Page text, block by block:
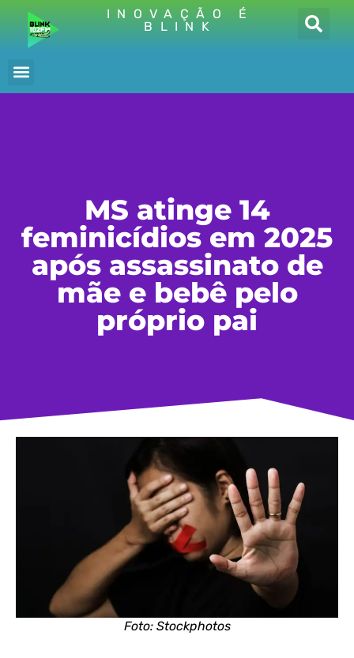
INOVAÇÃO É
BLINK
MS atinge 14
feminicídios em 2025
após assassinato de
mãe e bebê pelo
próprio pai
Foto: Stockphotos